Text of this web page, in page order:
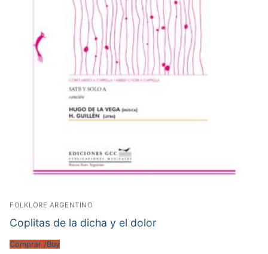
FOLKLORE ARGENTINO
Coplitas de la dicha y el dolor
Comprar /Buy